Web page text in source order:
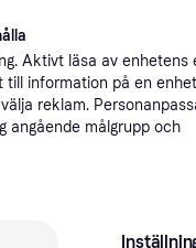
9 kr frakt,12-17 dagar1
12-17 dagar1
Aktivt läsa av enhetens
information på en
reklam.
angående målgrupp och